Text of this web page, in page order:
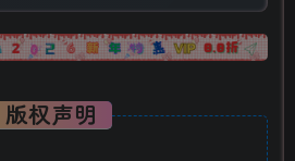
版权声明